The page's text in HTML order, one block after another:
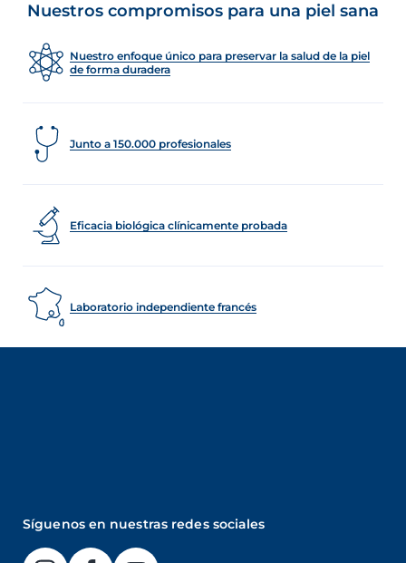
Nuestros compromisos para una piel sana
Nuestro enfoque único para preservar la salud de la piel
de forma duradera
Junto a 150.000 profesionales
Eficacia biológica clínicamente probada
Laboratorio independiente francés
Síguenos en nuestras redes sociales